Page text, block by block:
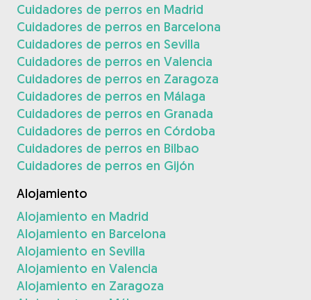
Cuidadores de perros en Madrid
Cuidadores de perros en Barcelona
Cuidadores de perros en Sevilla
Cuidadores de perros en Valencia
Cuidadores de perros en Zaragoza
Cuidadores de perros en Málaga
Cuidadores de perros en Granada
Cuidadores de perros en Córdoba
Cuidadores de perros en Bilbao
Cuidadores de perros en Gijón
Alojamiento
Alojamiento en Madrid
Alojamiento en Barcelona
Alojamiento en Sevilla
Alojamiento en Valencia
Alojamiento en Zaragoza